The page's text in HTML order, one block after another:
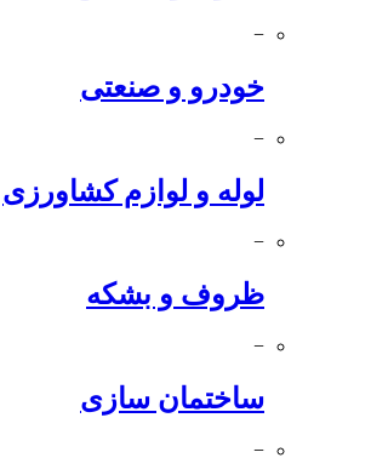
−
خودرو و صنعتی
−
لوله و لوازم کشاورزی
−
ظروف و بشکه
−
ساختمان سازی
−